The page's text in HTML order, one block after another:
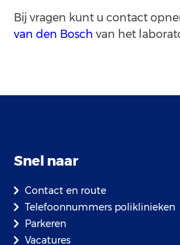
Bij vragen kunt u contact
van den Bosch van het
Snel naar
Contact en route
Telefoonnummers poliklinieken
Parkeren
Vacatures